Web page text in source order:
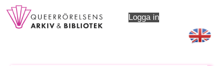
Logga in